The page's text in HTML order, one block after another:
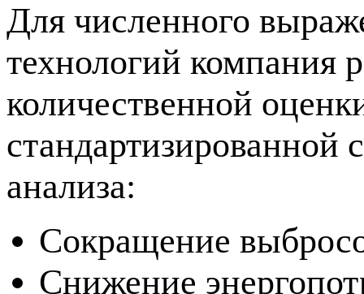
Для численного
технологий компания
количественной
стандартизированной
анализа:
Сокращение
Снижение